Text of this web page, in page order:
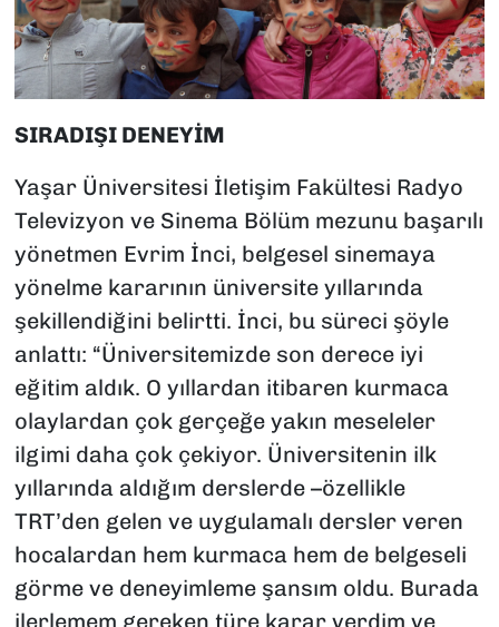
SIRADIŞI DENEYİM
Yaşar Üniversitesi İletişim Fakültesi Radyo
Televizyon ve Sinema Bölüm mezunu başarılı
yönetmen Evrim İnci, belgesel sinemaya
yönelme kararının üniversite yıllarında
şekillendiğini belirtti. İnci, bu süreci şöyle
anlattı: “Üniversitemizde son derece iyi
eğitim aldık. O yıllardan itibaren kurmaca
olaylardan çok gerçeğe yakın meseleler
ilgimi daha çok çekiyor. Üniversitenin ilk
yıllarında aldığım derslerde –özellikle
TRT’den gelen ve uygulamalı dersler veren
hocalardan hem kurmaca hem de belgeseli
görme ve deneyimleme şansım oldu. Burada
ilerlemem gereken türe karar verdim ve